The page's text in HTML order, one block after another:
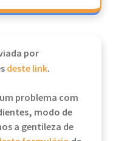
por
deste link.
problema com
modo de
a gentileza de